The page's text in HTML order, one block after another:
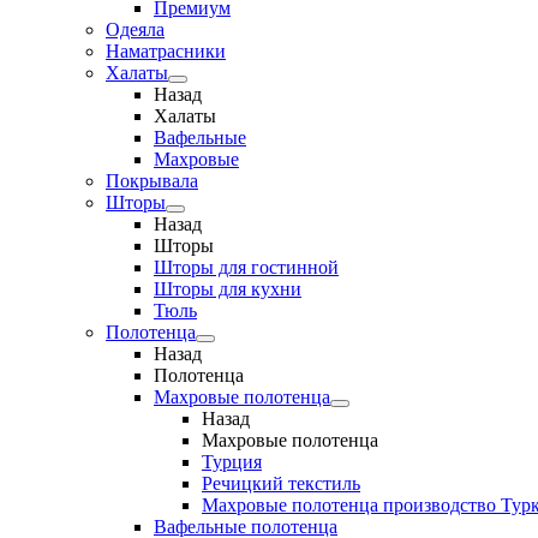
Премиум
Одеяла
Наматрасники
Халаты
Назад
Халаты
Вафельные
Махровые
Покрывала
Шторы
Назад
Шторы
Шторы для гостинной
Шторы для кухни
Тюль
Полотенца
Назад
Полотенца
Махровые полотенца
Назад
Махровые полотенца
Турция
Речицкий текстиль
Махровые полотенца производство
Вафельные полотенца